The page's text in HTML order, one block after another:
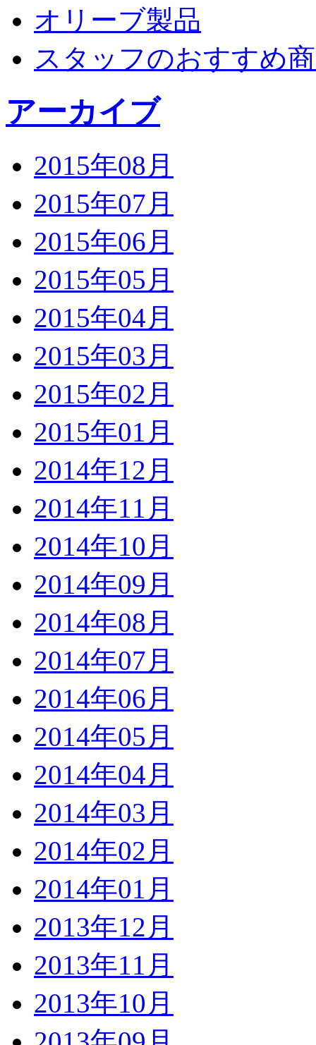
オリーブ製品
スタッフのおすすめ
アーカイブ
2015年08月
2015年07月
2015年06月
2015年05月
2015年04月
2015年03月
2015年02月
2015年01月
2014年12月
2014年11月
2014年10月
2014年09月
2014年08月
2014年07月
2014年06月
2014年05月
2014年04月
2014年03月
2014年02月
2014年01月
2013年12月
2013年11月
2013年10月